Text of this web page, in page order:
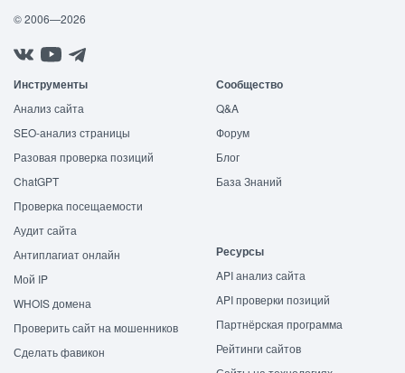
© 2006—2026
Инструменты
Анализ сайта
SEO-анализ страницы
Разовая проверка позиций
ChatGPT
Проверка посещаемости
Аудит сайта
Антиплагиат онлайн
Мой IP
WHOIS домена
Проверить сайт на мошенников
Сделать фавикон
Сообщество
Q&A
Форум
Блог
База Знаний
Ресурсы
API анализ сайта
API проверки позиций
Партнёрская программа
Рейтинги сайтов